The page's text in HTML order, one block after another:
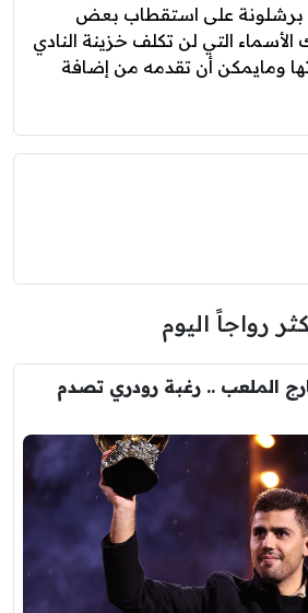
على استقطاب بعض
التي لن تكلف خزينة النادي
ومايمكن أن تقدمه من إضافة
رواجاً اليوم
الملعب .. رغبة رودري تصدم